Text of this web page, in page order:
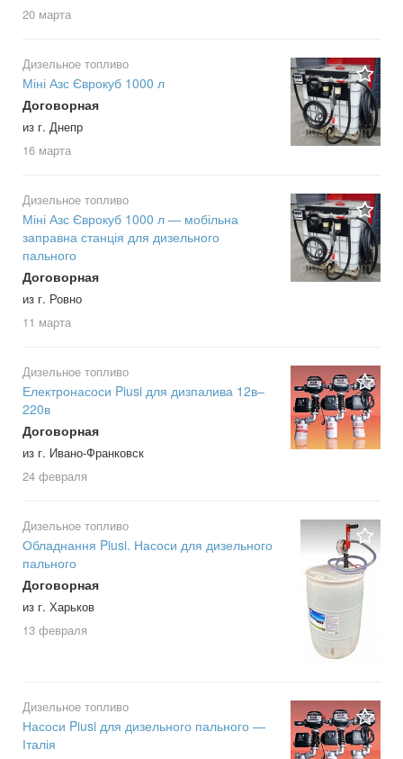
20 марта
Дизельное топливо
Міні Азс Єврокуб 1000 л
Договорная
из г. Днепр
16 марта
Дизельное топливо
Міні Азс Єврокуб 1000 л — мобільна
заправна станція для дизельного
пального
Договорная
из г. Ровно
11 марта
Дизельное топливо
Електронасоси Piusi для дизпалива 12в–
220в
Договорная
из г. Ивано-Франковск
24 февраля
Дизельное топливо
Обладнання Piusi. Насоси для дизельного
пального
Договорная
из г. Харьков
13 февраля
Дизельное топливо
Насоси Piusi для дизельного пального —
Італія